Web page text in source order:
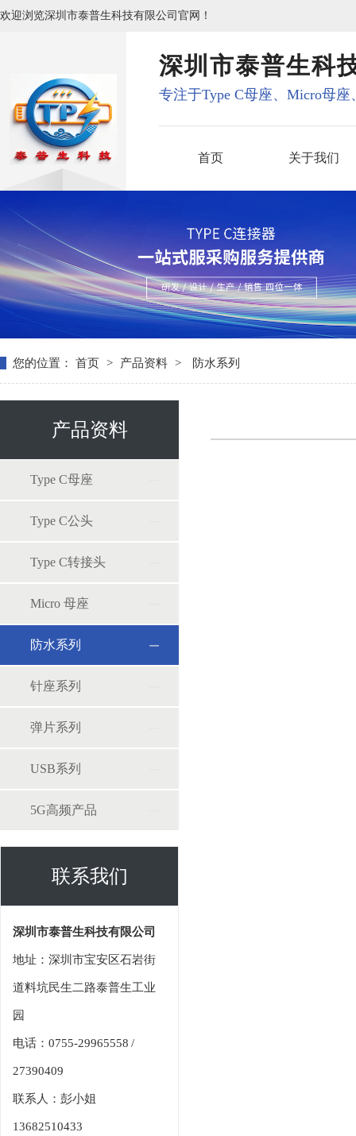
欢迎浏览深圳市泰普生科技有限公司官网！
深圳市泰普生科
专注于Type C母座、Micro母座
首页 关于我们
您的位置： 首页 > 产品资料 > 防水系列
产品资料
Type C母座
Type C公头
Type C转接头
Micro 母座
防水系列
针座系列
弹片系列
USB系列
5G高频产品
联系我们
深圳市泰普生科技有限公司
地址：深圳市宝安区石岩街
道料坑民生二路泰普生工业
园
电话：0755-29965558 /
27390409
联系人：彭小姐
13682510433